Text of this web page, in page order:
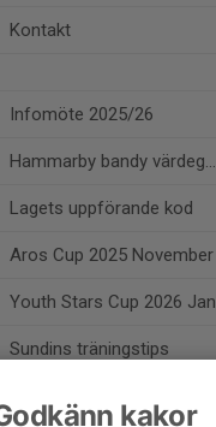
Kontakt
Infomöte 2025/26
Hammarby bandy värdegrund
Lagets uppförande kod
Aros Cup 2025 November
Youth Stars Cup 2026 Jan
Sundins träningstips
kakor